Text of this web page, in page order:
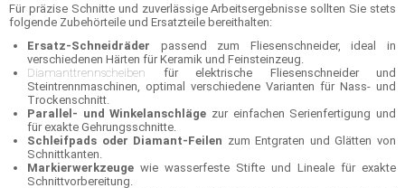
Für präzise Schnitte und zuverlässige Arbeitsergebnisse sollten Sie stets
folgende Zubehörteile und Ersatzteile bereithalten:
Ersatz-Schneidräder passend zum Fliesenschneider, ideal in
verschiedenen Härten für Keramik und Feinsteinzeug.
Diamanttrennscheiben für elektrische Fliesenschneider und
Steintrennmaschinen, optimal verschiedene Varianten für Nass- und
Trockenschnitt.
Parallel- und Winkelanschläge zur einfachen Serienfertigung und
für exakte Gehrungsschnitte.
Schleifpads oder Diamant-Feilen zum Entgraten und Glätten von
Schnittkanten.
Markierwerkzeuge wie wasserfeste Stifte und Lineale für exakte
Schnittvorbereitung.